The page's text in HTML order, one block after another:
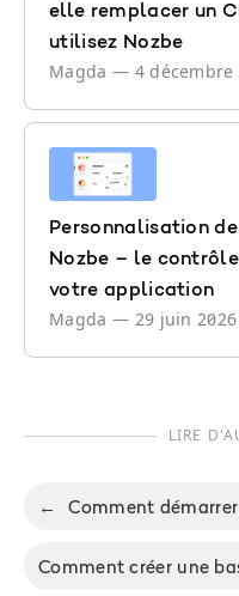
elle remplacer un
utilisez Nozbe
Magda — 4 décembre
Personnalisation
Nozbe – le
votre application
Magda — 29 juin 2026
LIRE
←